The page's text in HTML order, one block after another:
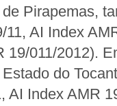
Pirapemas,
AI Index
19/011/2012).
do
AI Index AMR